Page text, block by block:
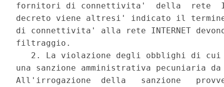
fornitori di connettivita'  della  rete
decreto viene altresi' indicato il
di connettivita' alla rete INTERNET
filtraggio.
2. La violazione degli obblighi di
una sanzione amministrativa pecuniaria
All'irrogazione  della   sanzione